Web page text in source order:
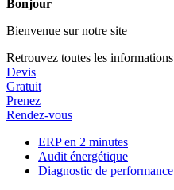
Bonjour
Bienvenue sur notre site
Retrouvez toutes les
Devis
Gratuit
Prenez
Rendez-vous
ERP en 2 minutes
Audit énergétique
Diagnostic de